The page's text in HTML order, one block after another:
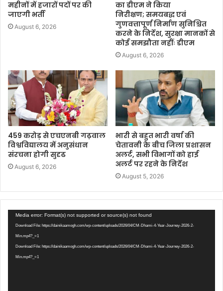
महीनों में हजारों पदों पर की
जाएगी भर्ती
August 6, 2026
का डीएम ने किया
निरीक्षण; समयबद्ध एवं
गुणवत्तापूर्ण निर्माण सुनिश्चित
करने के निर्देश, सुरक्षा मानकों से
कोई समझौता नहींः डीएम
August 6, 2026
459 करोड़ से एचएनबी गढ़वाल
विश्वविद्यालय में अनुसंधान
संरचना होगी सुदृढ
August 6, 2026
भारी से बहुत भारी वर्षा की
चेतावनी के बीच जिला प्रशासन
अलर्ट, सभी विभागों को हाई
अलर्ट पर रहने के निर्देश
August 5, 2026
Video
Player
Media error: Format(s) not supported or source(s) not found
Download File: https://dainikaamogh.com/wp-content/uploads/2026/04/CM-Dhami-4-Year-Journey-2026-2-
Min.mp4?_=1
Download File: https://dainikaamogh.com/wp-content/uploads/2026/04/CM-Dhami-4-Year-Journey-2026-2-
Min.mp4?_=1